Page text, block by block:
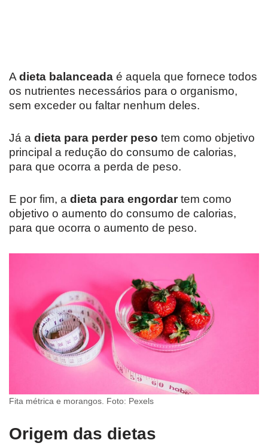
A dieta balanceada é aquela que fornece todos
os nutrientes necessários para o organismo,
sem exceder ou faltar nenhum deles.
Já a dieta para perder peso tem como objetivo
principal a redução do consumo de calorias,
para que ocorra a perda de peso.
E por fim, a dieta para engordartem como
objetivo o aumento do consumo de calorias,
para que ocorra o aumento de peso.
Fita métrica e morangos. Foto: Pexels
Origem das dietas